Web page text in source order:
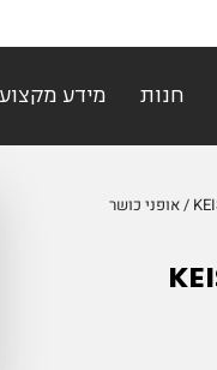
חנות מידע
/אופני כושר